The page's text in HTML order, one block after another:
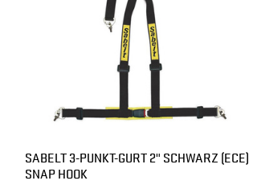
SABELT 3-PUNKT-GURT 2" SCHWARZ (ECE)
SNAP HOOK